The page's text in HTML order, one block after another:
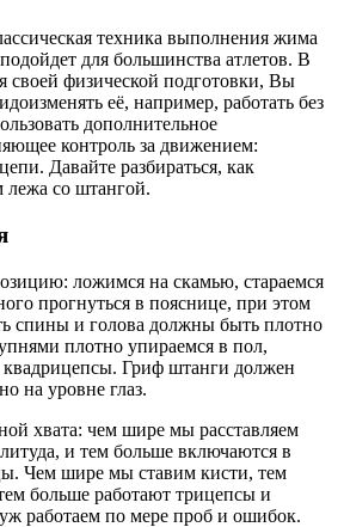
техника выполнения жима
для большинства атлетов. В
своей физической подготовки, Вы
её, например, работать без
дополнительное
контроль за движением:
Давайте разбираться, как
лежа со штангой.
ложимся на скамью, стараемся
прогнуться в пояснице, при этом
спины и голова должны быть плотно
плотно упираемся в пол,
квадрицепсы. Гриф штанги должен
на уровне глаз.
хвата: чем шире мы расставляем
и тем больше включаются в
Чем шире мы ставим кисти, тем
больше работают трицепсы и
работаем по мере проб и ошибок.